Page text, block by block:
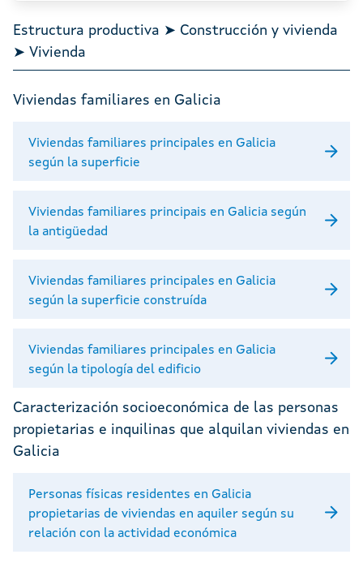
Estructura productiva ➤ Construcción y vivienda
➤ Vivienda
Viviendas familiares en Galicia
Viviendas familiares principales en Galicia
según la superficie
Viviendas familiares principais en Galicia según
la antigüedad
Viviendas familiares principales en Galicia
según la superficie construída
Viviendas familiares principales en Galicia
según la tipología del edificio
Caracterización socioeconómica de las personas
propietarias e inquilinas que alquilan viviendas en
Galicia
Personas físicas residentes en Galicia
propietarias de viviendas en aquiler según su
relación con la actividad económica